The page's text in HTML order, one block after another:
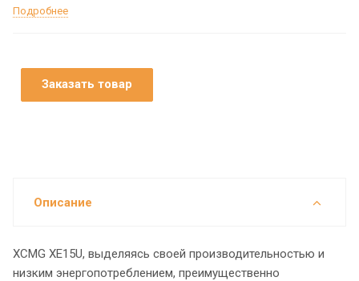
Подробнее
Заказать товар
Описание
XCMG XE15U, выделяясь своей производительностью и
низким энергопотреблением, преимущественно